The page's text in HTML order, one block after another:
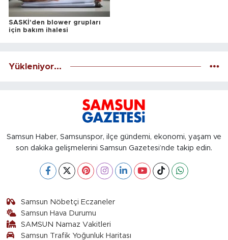
SASKİ'den blower grupları
için bakım ihalesi
Yükleniyor...
Samsun Haber, Samsunspor, ilçe gündemi, ekonomi, yaşam ve
son dakika gelişmelerini Samsun Gazetesi’nde takip edin.
Samsun Nöbetçi Eczaneler
Samsun Hava Durumu
SAMSUN Namaz Vakitleri
Samsun Trafik Yoğunluk Haritası